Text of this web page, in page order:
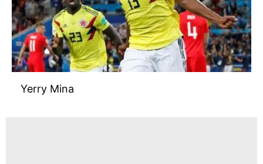
Yerry Mina